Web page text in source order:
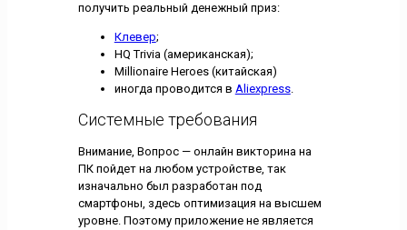
получить реальный денежный приз:
Клевер;
HQ Trivia (американская);
Millionaire Heroes (китайская)
иногда проводится в Aliexpress.
Системные требования
Внимание, Вопрос — онлайн викторина на
ПК пойдет на любом устройстве, так
изначально был разработан под
смартфоны, здесь оптимизация на высшем
уровне. Поэтому приложение не является